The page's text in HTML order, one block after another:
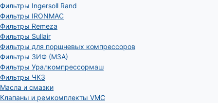
Фильтры Ingersoll Rand
Фильтры IRONMAC
Фильтры Remeza
Фильтры Sullair
Фильтры для поршневых компрессоров
Фильтры ЗИФ (МЗА)
Фильтры Уралкомпрессормаш
Фильтры ЧКЗ
Масла и смазки
Клапаны и ремкомплекты VMC